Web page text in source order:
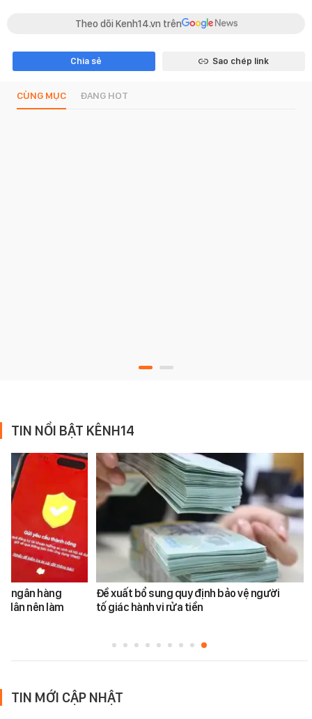
Theo dõi Kenh14.vn trên
Chia sẻ Sao chép link
CÙNG MỤC ĐANG HOT
TIN NỔI BẬT KÊNH14
ngân hàng
dân nên làm
Đề xuất bổ sung quy định bảo vệ người
tố giác hành vi rửa tiền
TIN MỚI CẬP NHẬT